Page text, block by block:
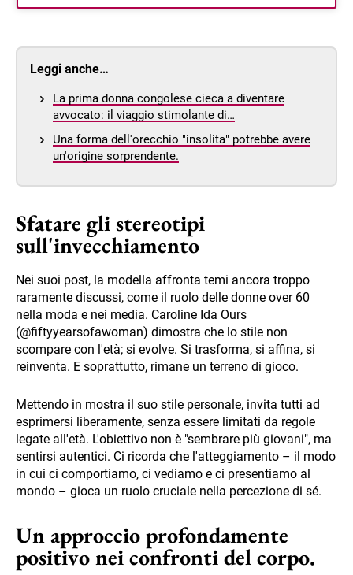
Leggi anche…
La prima donna congolese cieca a diventare
avvocato: il viaggio stimolante di…
Una forma dell'orecchio "insolita" potrebbe avere
un'origine sorprendente.
Sfatare gli stereotipi
sull'invecchiamento
Nei suoi post, la modella affronta temi ancora troppo
raramente discussi, come il ruolo delle donne over 60
nella moda e nei media. Caroline Ida Ours
(@fiftyyearsofawoman) dimostra che lo stile non
scompare con l'età; si evolve. Si trasforma, si affina, si
reinventa. E soprattutto, rimane un terreno di gioco.
Mettendo in mostra il suo stile personale, invita tutti ad
esprimersi liberamente, senza essere limitati da regole
legate all'età. L'obiettivo non è "sembrare più giovani", ma
sentirsi autentici. Ci ricorda che l'atteggiamento – il modo
in cui ci comportiamo, ci vediamo e ci presentiamo al
mondo – gioca un ruolo cruciale nella percezione di sé.
Un approccio profondamente
positivo nei confronti del corpo.